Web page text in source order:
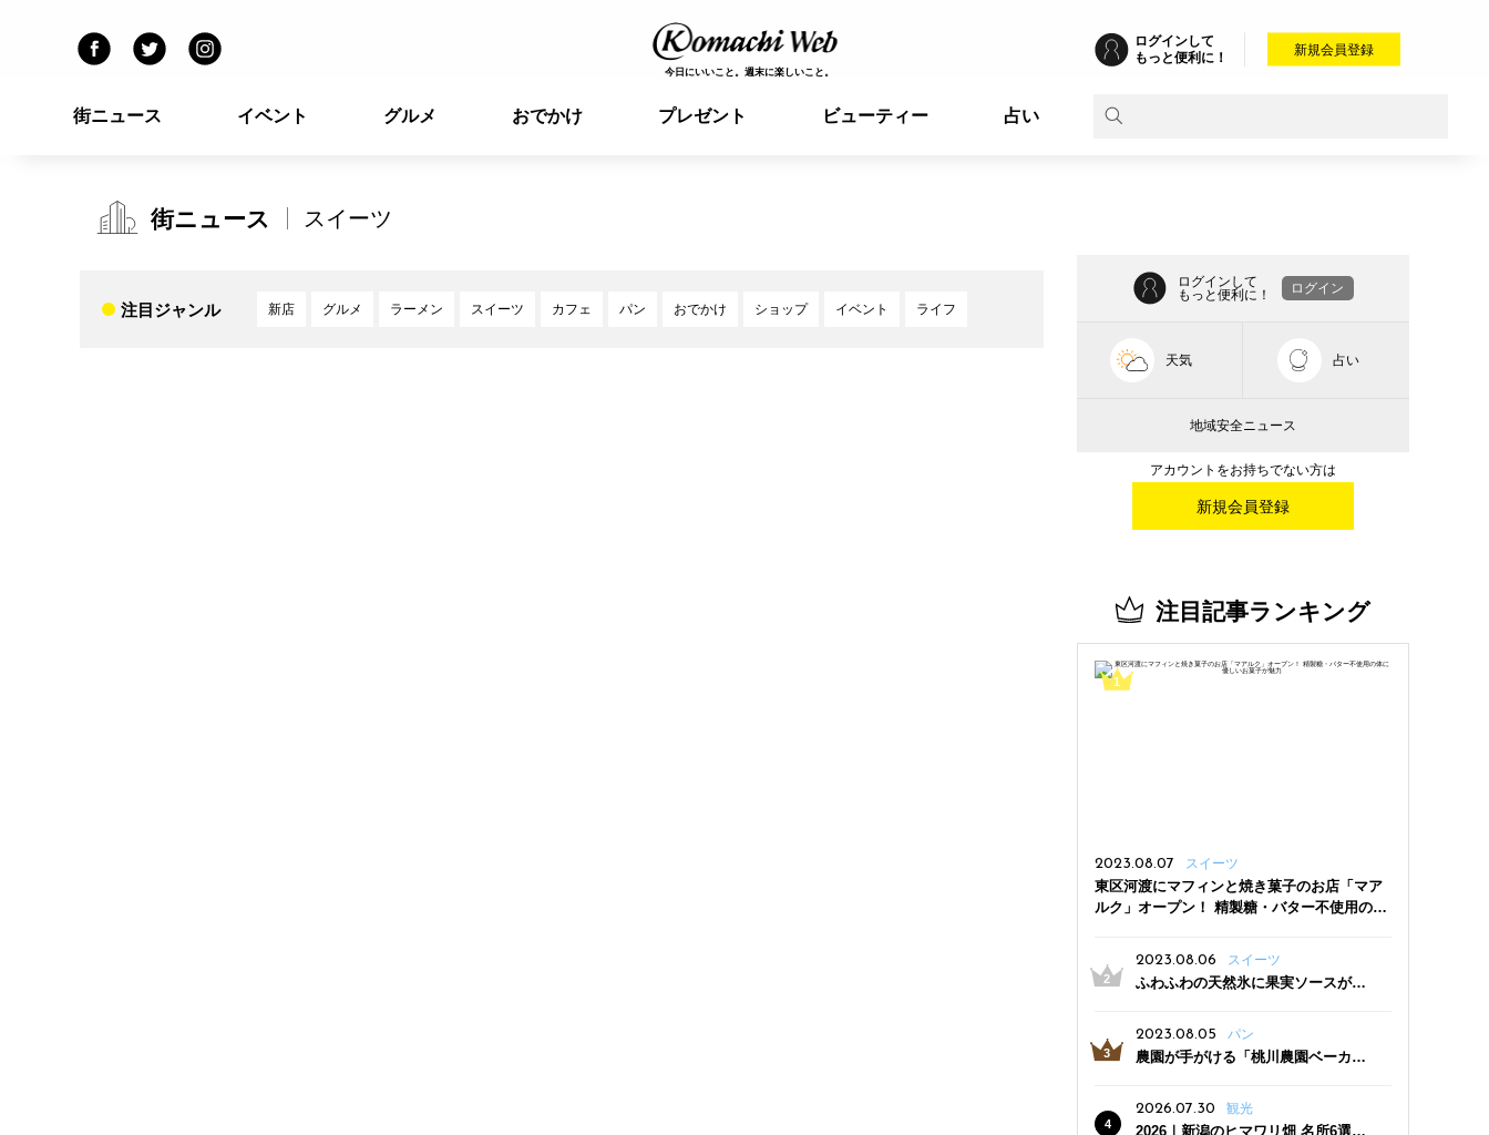
今日にいいこと。週末に楽しいこと。
ログインして
もっと便利に！
新規会員登録
街ニュース イベント グルメ おでかけ プレゼント ビューティー 占い
街ニュース スイーツ
注目ジャンル 新店 グルメ ラーメン スイーツ カフェ パン おでかけ ショップ イベント ライフ
ログインして
もっと便利に！
ログイン
天気 占い
地域安全ニュース
アカウントをお持ちでない方は
新規会員登録
注目記事ランキング
2023.08.07 スイーツ
東区河渡にマフィンと焼き菓子のお店「マア
ルク」オープン！ 精製糖・バター不使用の体
2023.08.06
スイーツ
ふわふわの天然氷に果実ソースがた
三条駅近くにオープン
2023.08.05 パン
農園が手がける「桃川農園ベーカリ
った焼きたてパンのほか、ジェラー
トやスムージーも
2026.07.30 観光
2026｜新潟のヒマワリ畑 名所6選